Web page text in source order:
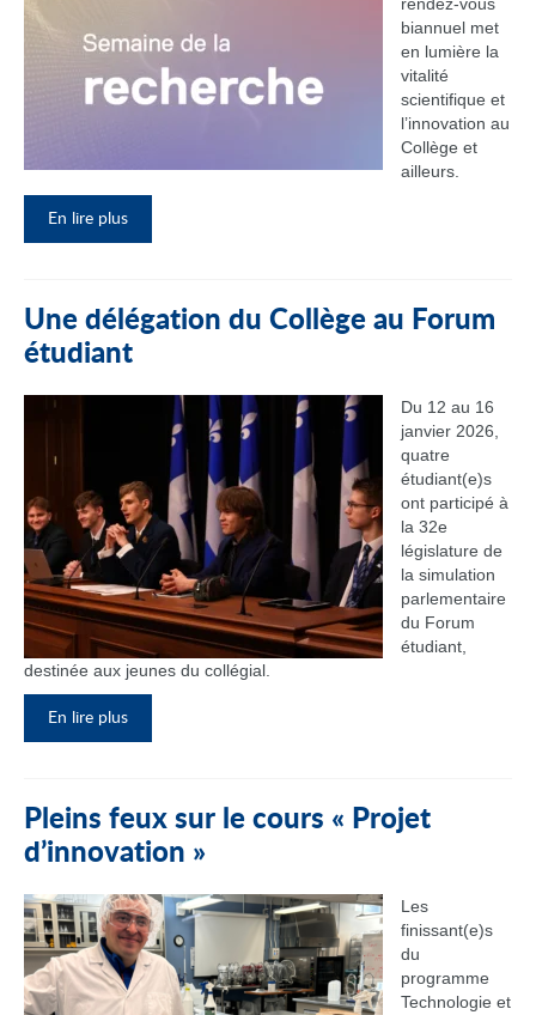
biannuel met
en lumière la
vitalité
scientifique et
l’innovation au
Collège et
ailleurs.
En lire plus
Une délégation du Collège au Forum
étudiant
Du 12 au 16
janvier 2026,
quatre
étudiant(e)s
ont participé à
la 32e
législature de
la simulation
parlementaire
du Forum
étudiant,
destinée aux jeunes du collégial.
En lire plus
Pleins feux sur le cours « Projet
d’innovation »
Les
finissant(e)s
du
programme
Technologie et